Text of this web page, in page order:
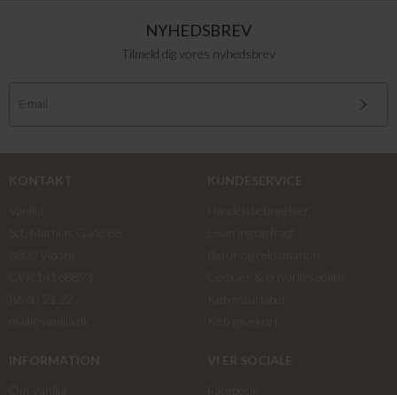
NYHEDSBREV
Tilmeld dig vores nyhedsbrev
KONTAKT
KUNDESERVICE
INFORMATION
VI ER SOCIALE